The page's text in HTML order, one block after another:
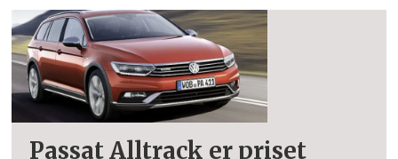
Passat Alltrack er priset